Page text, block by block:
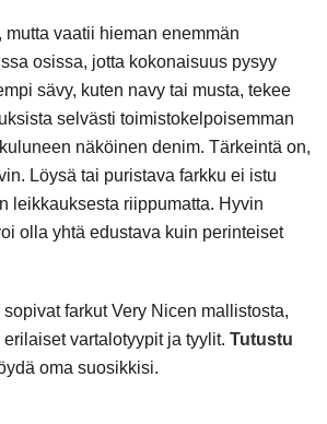
mutta vaatii hieman enemmän
osissa, jotta kokonaisuus pysyy
sävy, kuten navy tai musta, tekee
selvästi toimistokelpoisemman
näköinen denim. Tärkeintä on,
Löysä tai puristava farkku ei istu
leikkauksesta riippumatta. Hyvin
olla yhtä edustava kuin perinteiset
farkut Very Nicen mallistosta,
vartalotyypit ja tyylit. Tutustu
oma suosikkisi.